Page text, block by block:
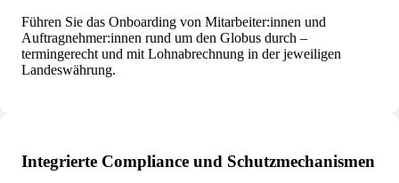
Führen Sie das Onboarding von Mitarbeiter:innen und
Auftragnehmer:innen rund um den Globus durch –
termingerecht und mit Lohnabrechnung in der jeweiligen
Landeswährung.
Integrierte Compliance und Schutzmechanismen